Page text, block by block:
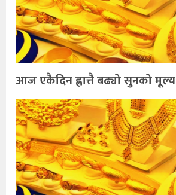
आज एकैदिन ह्वात्तै बढ्यो सुनको मूल्य